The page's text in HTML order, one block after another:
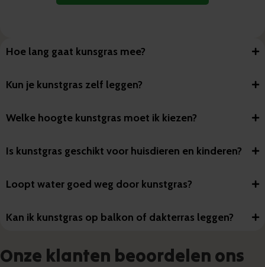
Hoe lang gaat kunsgras mee?
Kun je kunstgras zelf leggen?
Welke hoogte kunstgras moet ik kiezen?
Is kunstgras geschikt voor huisdieren en kinderen?
Loopt water goed weg door kunstgras?
Kan ik kunstgras op balkon of dakterras leggen?
Onze klanten beoordelen ons